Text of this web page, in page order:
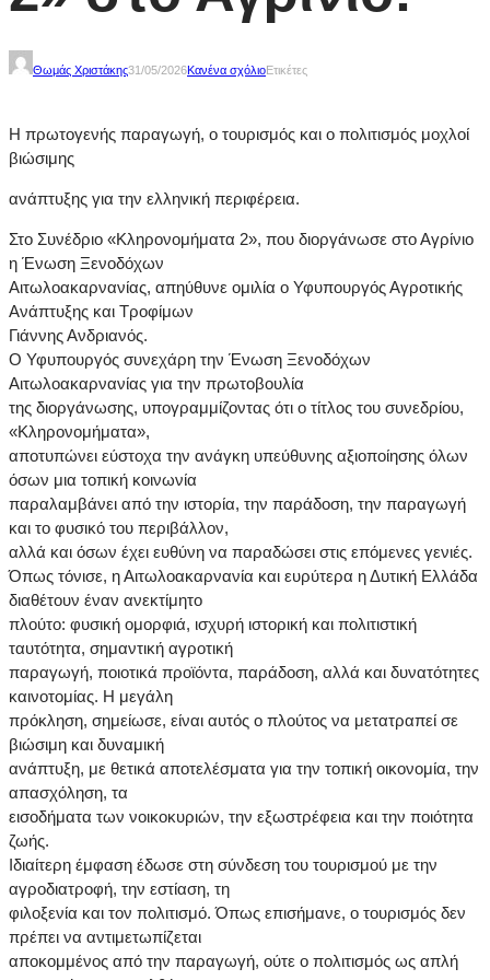
Θωμάς Χριστάκης31/05/2026Κανένα σχόλιοΕτικέτες
Η πρωτογενής παραγωγή, ο τουρισμός και ο πολιτισμός μοχλοί
βιώσιμης
ανάπτυξης για την ελληνική περιφέρεια.
Στο Συνέδριο «Κληρονομήματα 2», που διοργάνωσε στο Αγρίνιο
η Ένωση Ξενοδόχων
Αιτωλοακαρνανίας, απηύθυνε ομιλία ο Υφυπουργός Αγροτικής
Ανάπτυξης και Τροφίμων
Γιάννης Ανδριανός.
Ο Υφυπουργός συνεχάρη την Ένωση Ξενοδόχων
Αιτωλοακαρνανίας για την πρωτοβουλία
της διοργάνωσης, υπογραμμίζοντας ότι ο τίτλος του συνεδρίου,
«Κληρονομήματα»,
αποτυπώνει εύστοχα την ανάγκη υπεύθυνης αξιοποίησης όλων
όσων μια τοπική κοινωνία
παραλαμβάνει από την ιστορία, την παράδοση, την παραγωγή
και το φυσικό του περιβάλλον,
αλλά και όσων έχει ευθύνη να παραδώσει στις επόμενες γενιές.
Όπως τόνισε, η Αιτωλοακαρνανία και ευρύτερα η Δυτική Ελλάδα
διαθέτουν έναν ανεκτίμητο
πλούτο: φυσική ομορφιά, ισχυρή ιστορική και πολιτιστική
ταυτότητα, σημαντική αγροτική
παραγωγή, ποιοτικά προϊόντα, παράδοση, αλλά και δυνατότητες
καινοτομίας. Η μεγάλη
πρόκληση, σημείωσε, είναι αυτός ο πλούτος να μετατραπεί σε
βιώσιμη και δυναμική
ανάπτυξη, με θετικά αποτελέσματα για την τοπική οικονομία, την
απασχόληση, τα
εισοδήματα των νοικοκυριών, την εξωστρέφεια και την ποιότητα
ζωής.
Ιδιαίτερη έμφαση έδωσε στη σύνδεση του τουρισμού με την
αγροδιατροφή, την εστίαση, τη
φιλοξενία και τον πολιτισμό. Όπως επισήμανε, ο τουρισμός δεν
πρέπει να αντιμετωπίζεται
αποκομμένος από την παραγωγή, ούτε ο πολιτισμός ως απλή